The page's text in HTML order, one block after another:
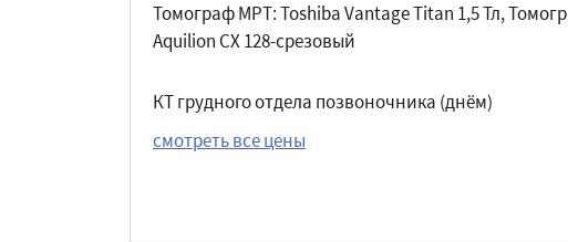
Томограф МРТ: Toshiba Vantage Titan 1,5 Тл,
Aquilion CX 128-срезовый
КТ грудного отдела позвоночника (днём)
смотреть все цены